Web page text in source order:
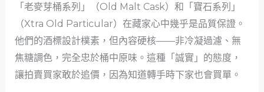
「老麥芽桶系列」（Old Malt Cask）和「寶石系列」
（Xtra Old Particular）在藏家心中幾乎是品質保證。
他們的酒標設計樸素，但內容硬核——非冷凝過濾、無
焦糖調色，完全忠於桶中原味。這種「誠實」的態度，
讓拍賣買家敢於追價，因為知道轉手時下家也會買單。